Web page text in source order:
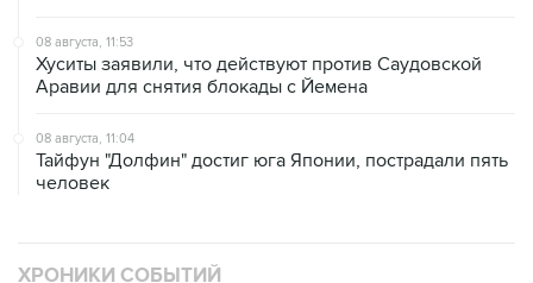
08 августа, 11:53
Хуситы заявили, что действуют против Саудовской
Аравии для снятия блокады с Йемена
08 августа, 11:04
Тайфун "Долфин" достиг юга Японии, пострадали пять
человек
ХРОНИКИ СОБЫТИЙ